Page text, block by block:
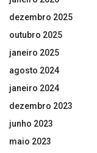
dezembro 2025
outubro 2025
janeiro 2025
agosto 2024
janeiro 2024
dezembro 2023
junho 2023
maio 2023